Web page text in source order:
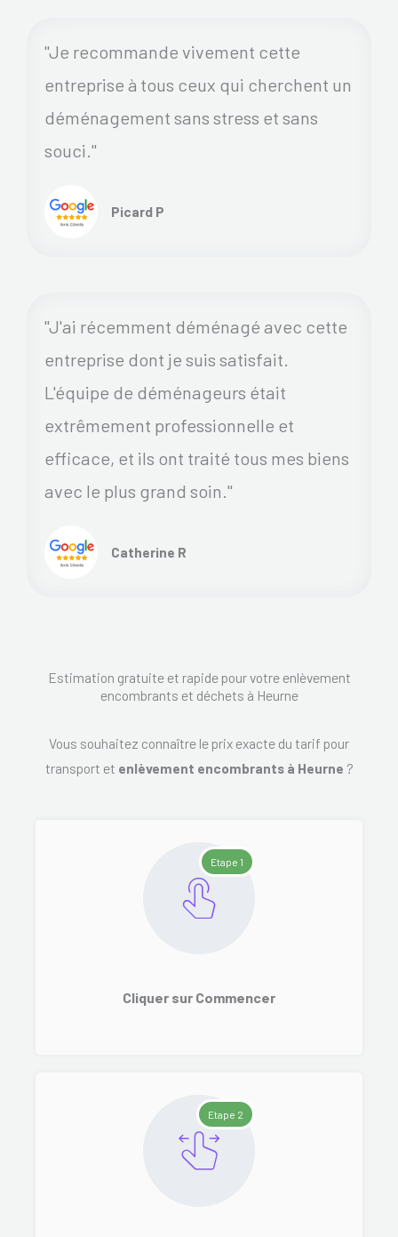
"Je recommande vivement cette
entreprise à tous ceux qui cherchent un
déménagement sans stress et sans
souci."
Picard P
"J'ai récemment déménagé avec cette
entreprise dont je suis satisfait.
L'équipe de déménageurs était
extrêmement professionnelle et
efficace, et ils ont traité tous mes biens
avec le plus grand soin."
Catherine R
Estimation gratuite et rapide pour votre enlèvement
encombrants et déchets à Heurne
Vous souhaitez connaître le prix exacte du tarif pour
transport et enlèvement encombrants à Heurne ?
Etape 1
Cliquer sur Commencer
Etape 2